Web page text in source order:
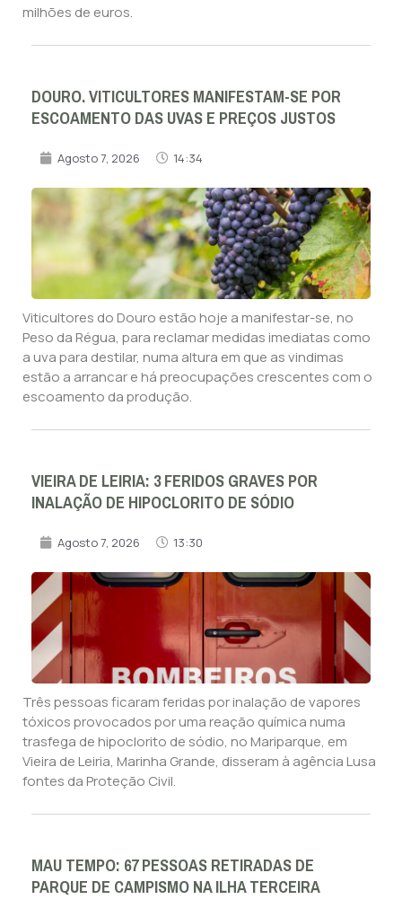
milhões de euros.
DOURO. VITICULTORES MANIFESTAM-SE POR
ESCOAMENTO DAS UVAS E PREÇOS JUSTOS
Agosto 7, 2026 14:34
Viticultores do Douro estão hoje a manifestar-se, no
Peso da Régua, para reclamar medidas imediatas como
a uva para destilar, numa altura em que as vindimas
estão a arrancar e há preocupações crescentes com o
escoamento da produção.
VIEIRA DE LEIRIA: 3 FERIDOS GRAVES POR
INALAÇÃO DE HIPOCLORITO DE SÓDIO
Agosto 7, 2026 13:30
Três pessoas ficaram feridas por inalação de vapores
tóxicos provocados por uma reação química numa
trasfega de hipoclorito de sódio, no Mariparque, em
Vieira de Leiria, Marinha Grande, disseram à agência Lusa
fontes da Proteção Civil.
MAU TEMPO: 67 PESSOAS RETIRADAS DE
PARQUE DE CAMPISMO NA ILHA TERCEIRA